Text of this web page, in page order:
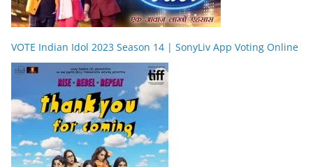
VOTE Indian Idol 2023 Season 14 | SonyLiv App Voting Online